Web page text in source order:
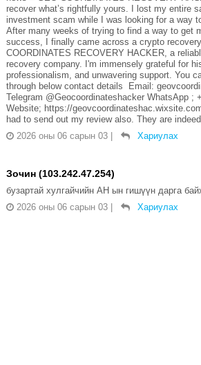
recover what’s rightfully yours. I lost my entire
investment scam while I was looking for a way
After many weeks of trying to find a way to get
success, I finally came across a crypto
COORDINATES RECOVERY HACKER, a
recovery company. I'm immensely grateful for
professionalism, and unwavering support. You
through below contact details Email:
Telegram @Geocoordinateshacker WhatsApp ;
Website; https://
had to send out my review also. They are
2026 оны 06 сарын 03
Хариулах
Зочин (103.242.47.254)
бузартай хулгайчийн АН ын гишүүн дарга
2026 оны 06 сарын 03
Хариулах